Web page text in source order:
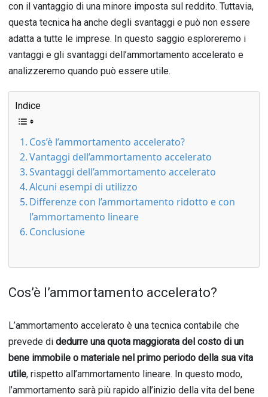
con il vantaggio di una minore imposta sul reddito. Tuttavia,
questa tecnica ha anche degli svantaggi e può non essere
adatta a tutte le imprese. In questo saggio esploreremo i
vantaggi e gli svantaggi dell’ammortamento accelerato e
analizzeremo quando può essere utile.
Indice
Cos’è l’ammortamento accelerato?
Vantaggi dell’ammortamento accelerato
Svantaggi dell’ammortamento accelerato
Alcuni esempi di utilizzo
Differenze con l’ammortamento ridotto e con
l’ammortamento lineare
Conclusione
Cos’è l’ammortamento accelerato?
L’ammortamento accelerato è una tecnica contabile che
prevede di dedurre una quota maggiorata del costo di un
bene immobile o materiale nel primo periodo della sua vita
utile, rispetto all’ammortamento lineare. In questo modo,
l’ammortamento sarà più rapido all’inizio della vita del bene